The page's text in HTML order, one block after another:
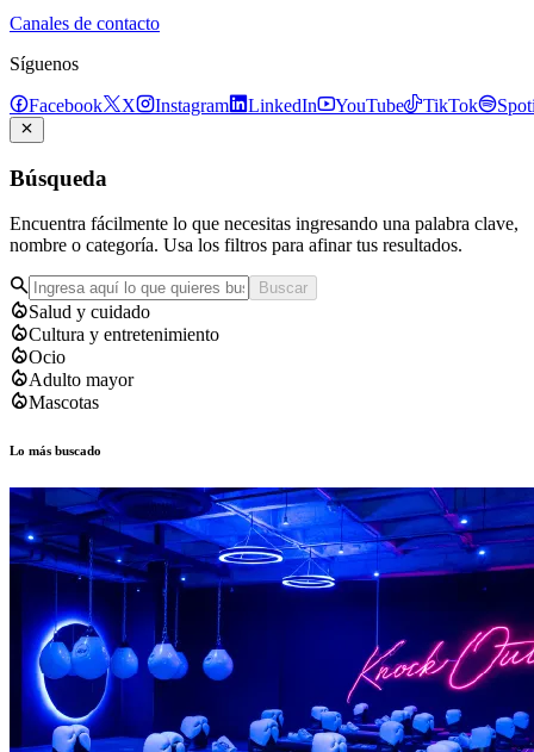
Canales de contacto
Síguenos
Facebook X Instagram LinkedIn YouTube TikTok
Búsqueda
Encuentra fácilmente lo que necesitas ingresando una palabra clave,
nombre o categoría. Usa los filtros para afinar tus resultados.
Buscar
Salud y cuidado
Cultura y entretenimiento
Ocio
Adulto mayor
Mascotas
Lo más buscado